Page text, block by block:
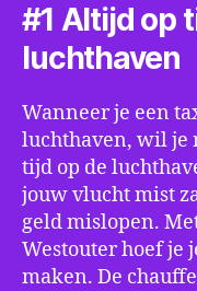
#1 Altijd op
luchthaven
Wanneer je een
luchthaven, wil je
tijd op de
jouw vlucht mist
geld mislopen.
Westouter hoef je
maken. De